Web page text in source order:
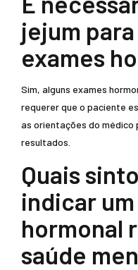
jejum
exames
Sim, alguns exames
requerer que o paciente
as orientações do
resultados.
Quais
indicar
hormonal
saúde